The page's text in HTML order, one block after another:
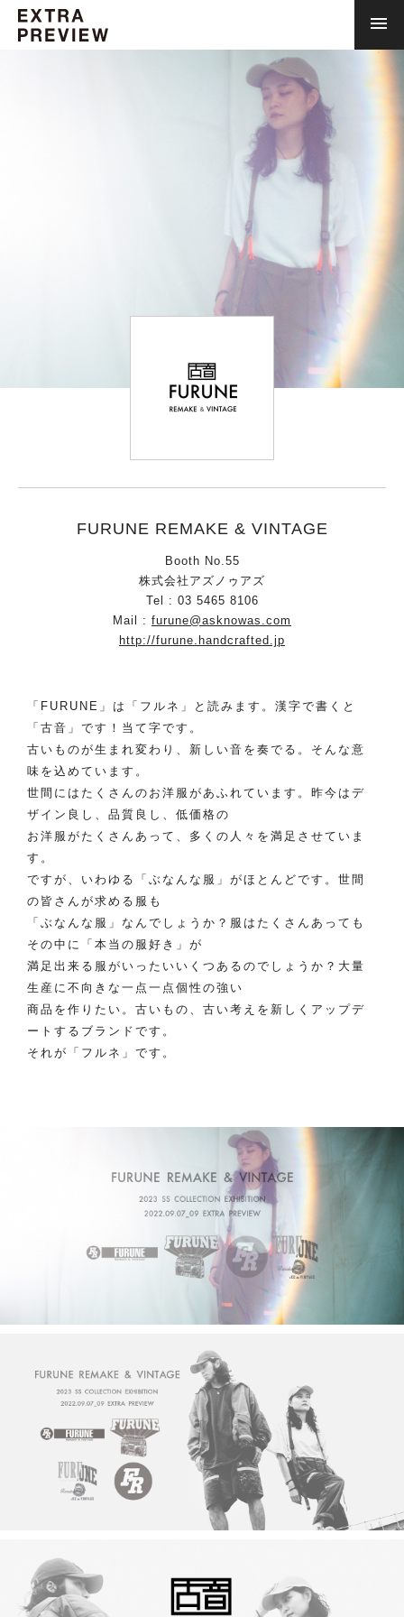
FURUNE REMAKE & VINTAGE
Booth No.55
株式会社アズノゥアズ
Tel : 03 5465 8106
Mail : furune@asknowas.com
http://furune.handcrafted.jp
「FURUNE」は「フルネ」と読みます。漢字で書くと
「古音」です！当て字です。
古いものが生まれ変わり、新しい音を奏でる。そんな意
味を込めています。
世間にはたくさんのお洋服があふれています。昨今はデ
ザイン良し、品質良し、低価格の
お洋服がたくさんあって、多くの人々を満足させていま
す。
ですが、いわゆる「ぶなんな服」がほとんどです。世間
の皆さんが求める服も
「ぶなんな服」なんでしょうか？服はたくさんあっても
その中に「本当の服好き」が
満足出来る服がいったいいくつあるのでしょうか？大量
生産に不向きな一点一点個性の強い
商品を作りたい。古いもの、古い考えを新しくアップデ
ートするブランドです。
それが「フルネ」です。